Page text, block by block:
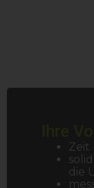
Zeit
die